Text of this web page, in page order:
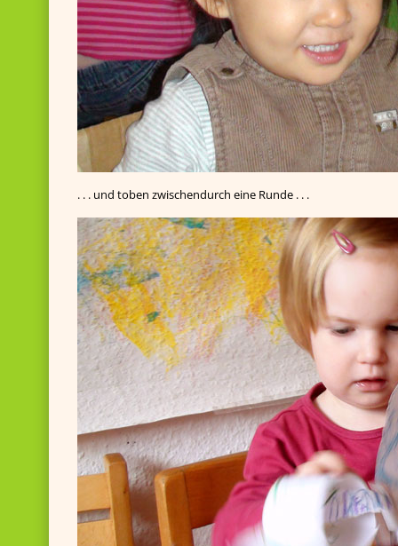
. . . und toben zwischendurch eine Runde . . .